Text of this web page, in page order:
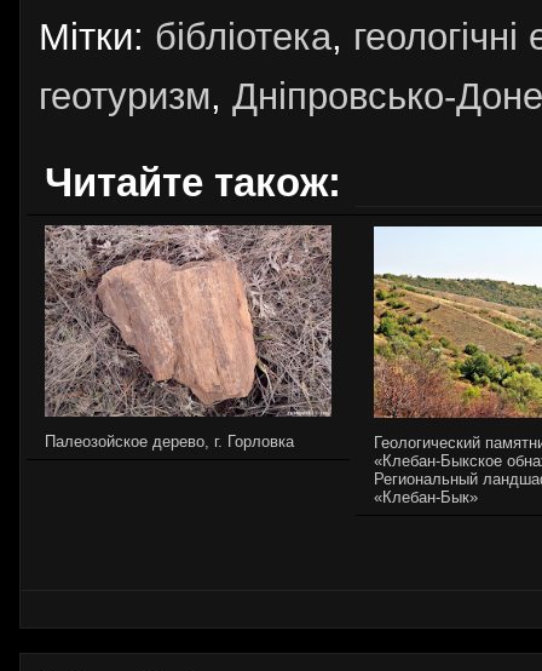
Мітки: бібліотека, геологічні
геотуризм, Дніпровсько-
Читайте також:
Палеозойское дерево, г. Горловка
Геологический
«Клебан-Быкское
Региональный
«Клебан-Бык»